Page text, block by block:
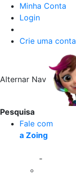
Minha Conta
Login
Crie uma conta
Alternar Nav
Pesquisa
Fale com
a Zoing
-